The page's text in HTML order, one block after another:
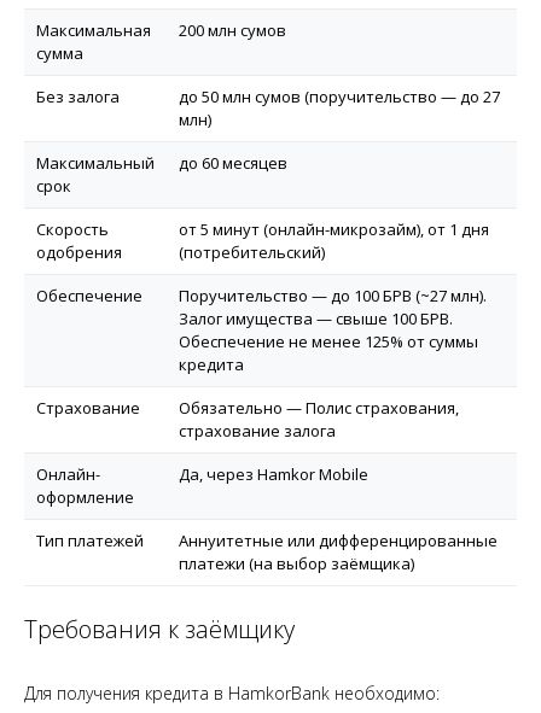
Максимальная
сумма
200 млн сумов
Без залога
до 50 млн сумов (поручительство — до 27
млн)
Максимальный
срок
до 60 месяцев
Скорость
одобрения
от 5 минут (онлайн-микрозайм), от 1 дня
(потребительский)
Обеспечение
Поручительство — до 100 БРВ (~27 млн).
Залог имущества — свыше 100 БРВ.
Обеспечение не менее 125% от суммы
кредита
Страхование
Обязательно — Полис страхования,
страхование залога
Онлайн-
оформление
Да, через Hamkor Mobile
Тип платежей
Аннуитетные или дифференцированные
платежи (на выбор заёмщика)
Требования к заёмщику
Для получения кредита в HamkorBank необходимо: